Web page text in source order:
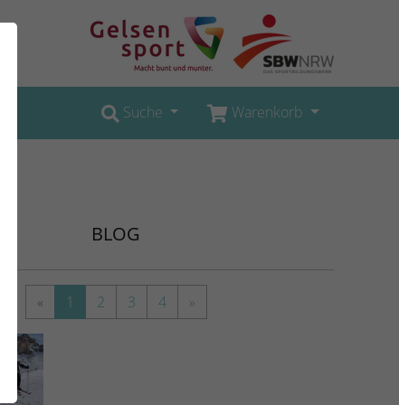
Suche Warenkorb
BLOG
« 1 2 3 4 »